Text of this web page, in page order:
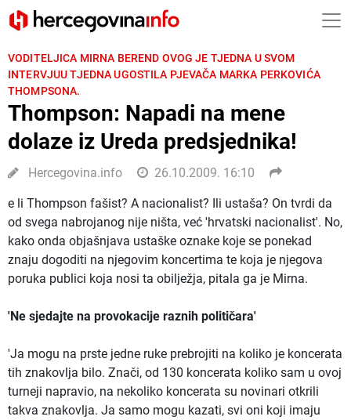
VODITELJICA MIRNA BEREND OVOG JE TJEDNA U SVOM
INTERVJUU TJEDNA UGOSTILA PJEVAČA MARKA PERKOVIĆA
THOMPSONA.
Thompson: Napadi na mene
dolaze iz Ureda predsjednika!
Hercegovina.info 26.10.2009. 16:10
e li Thompson fašist? A nacionalist? Ili ustaša? On tvrdi da
od svega nabrojanog nije ništa, već 'hrvatski nacionalist'. No,
kako onda objašnjava ustaške oznake koje se ponekad
znaju dogoditi na njegovim koncertima te koja je njegova
poruka publici koja nosi ta obilježja, pitala ga je Mirna.
'Ne sjedajte na provokacije raznih političara'
'Ja mogu na prste jedne ruke prebrojiti na koliko je koncerata
tih znakovlja bilo. Znači, od 130 koncerata koliko sam u ovoj
turneji napravio, na nekoliko koncerata su novinari otkrili
takva znakovlja. Ja samo mogu kazati, svi oni koji imaju